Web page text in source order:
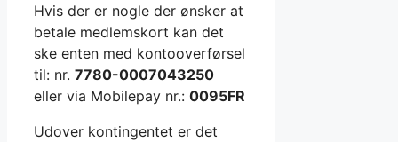
Hvis der er nogle der ønsker at
betale medlemskort kan det
ske enten med kontooverførsel
til: nr. 7780-0007043250
eller via Mobilepay nr.: 0095FR
Udover kontingentet er det